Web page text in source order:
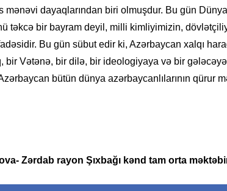
mənəvi dayaqlarından biri olmuşdur. Bu gün Dünya
təkcə bir bayram deyil, milli kimliyimizin,
Bu gün sübut edir ki, Azərbaycan xalqı
bir Vətənə, bir dilə, bir ideologiyaya və bir gələcəyə
bütün dünya azərbaycanlılarının qürur
Zərdab rayon Şıxbağı kənd tam orta